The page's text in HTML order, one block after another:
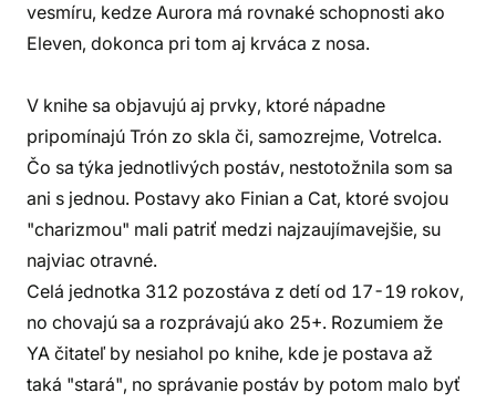
vesmíru, kedze Aurora má rovnaké schopnosti ako
Eleven, dokonca pri tom aj krváca z nosa.
V knihe sa objavujú aj prvky, ktoré nápadne
pripomínajú Trón zo skla či, samozrejme, Votrelca.
Čo sa týka jednotlivých postáv, nestotožnila som sa
ani s jednou. Postavy ako Finian a Cat, ktoré svojou
"charizmou" mali patriť medzi najzaujímavejšie, su
najviac otravné.
Celá jednotka 312 pozostáva z detí od 17-19 rokov,
no chovajú sa a rozprávajú ako 25+. Rozumiem že
YA čitateľ by nesiahol po knihe, kde je postava až
taká "stará", no správanie postáv by potom malo byť